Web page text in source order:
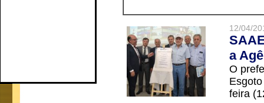
12/04/
a
O
feira